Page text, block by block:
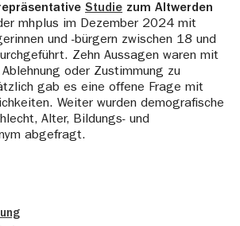
Studie zum Altwerden
mhplus im Dezember 2024 mit
und -bürgern zwischen 18 und
Zehn Aussagen waren mit
oder Zustimmung zu
gab es eine offene Frage mit
Weiter wurden demografische
Alter, Bildungs- und
abgefragt.